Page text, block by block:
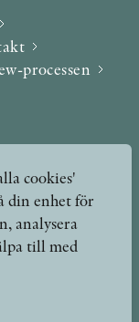
processen
cookies'
din enhet för
analysera
till med